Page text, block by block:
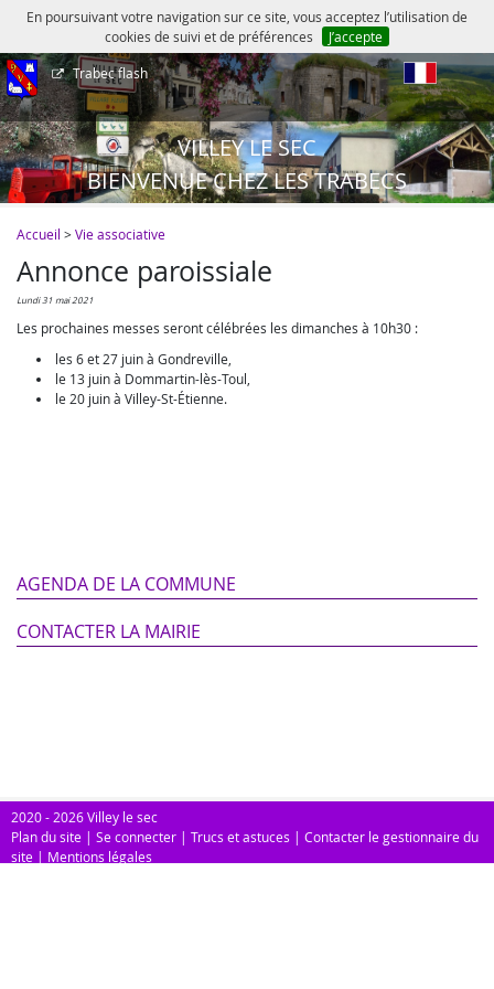
En poursuivant votre navigation sur ce site, vous acceptez l’utilisation de
cookies de suivi et de préférences
J’accepte
Trabec flash
VILLEY LE SEC
BIENVENUE CHEZ LES TRABECS
Accueil >Vie associative
Annonce paroissiale
lundi 31 mai 2021
Les prochaines messes seront célébrées les dimanches à 10h30 :
les 6 et 27 juin à Gondreville,
le 13 juin à Dommartin-lès-Toul,
le 20 juin à Villey-St-Étienne.
AGENDA DE LA COMMUNE
CONTACTER LA MAIRIE
2020 - 2026 Villey le sec
Plan du site | Se connecter | Trucs et astuces | Contacter le gestionnaire du
site | Mentions légales